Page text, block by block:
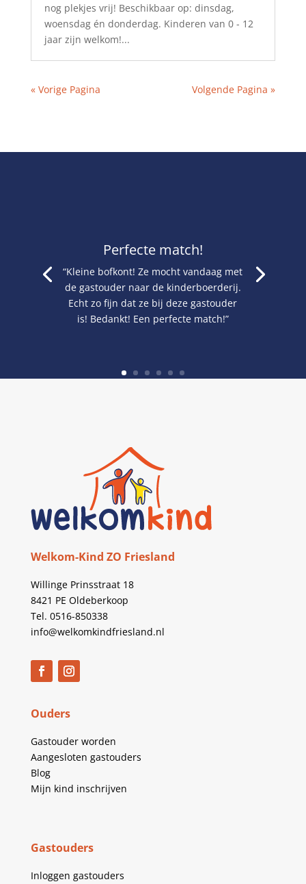
nog plekjes vrij! Beschikbaar op: dinsdag,
woensdag én donderdag. Kinderen van 0 - 12
jaar zijn welkom!...
« Vorige Pagina Volgende Pagina »
Perfecte match!
“Kleine bofkont! Ze mocht vandaag met
de gastouder naar de kinderboerderij.
Echt zo fijn dat ze bij deze gastouder
is! Bedankt! Een perfecte match!”
Welkom-Kind ZO Friesland
Willinge Prinsstraat 18
8421 PE Oldeberkoop
Tel. 0516-850338
info@welkomkindfriesland.nl
Ouders
Gastouder worden
Aangesloten gastouders
Blog
Mijn kind inschrijven
Gastouders
Inloggen gastouders